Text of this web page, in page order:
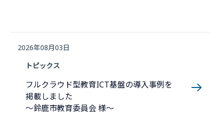
2026年08月03日
トピックス
フルクラウド型教育ICT基盤の導入事例を
掲載しました
～鈴鹿市教育委員会 様～